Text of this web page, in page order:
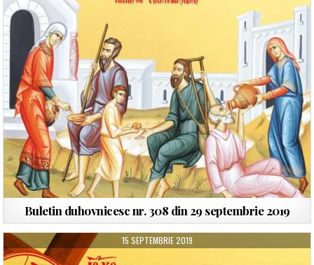
Buletin duhovnicesc nr. 308 din 29 septembrie 2019
15 SEPTEMBRIE 2019